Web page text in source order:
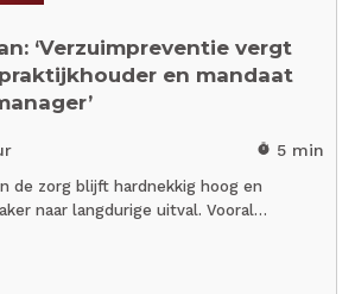
‘Verzuimpreventie vergt
en mandaat
timer 5 min
de zorg blijft hardnekkig hoog en
naar langdurige uitval. Vooral…